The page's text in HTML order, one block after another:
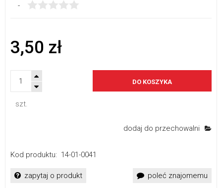
-
3,50 zł
szt.
DO KOSZYKA
dodaj do przechowalni
Kod produktu: 14-01-0041
zapytaj o produkt poleć znajomemu